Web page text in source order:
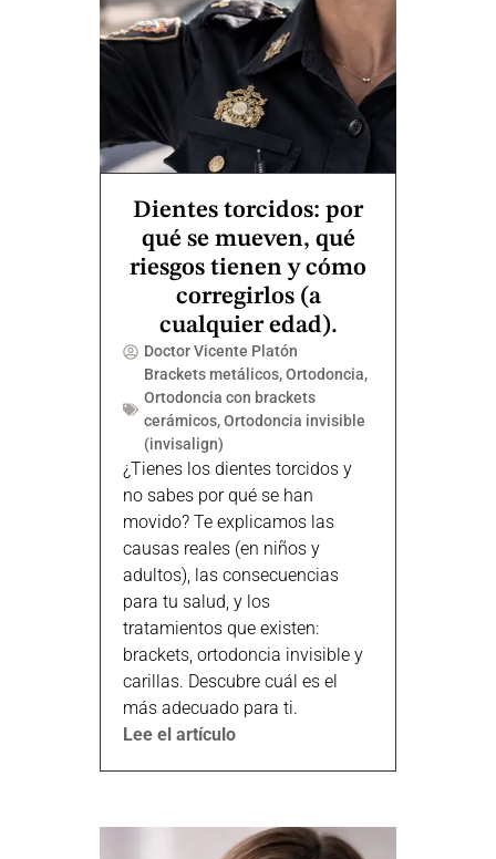
Dientes torcidos: por
qué se mueven, qué
riesgos tienen y cómo
corregirlos (a
cualquier edad).
Doctor Vicente Platón
Brackets metálicos,Ortodoncia,
Ortodoncia con brackets
cerámicos,Ortodoncia invisible
(invisalign)
¿Tienes los dientes torcidos y
no sabes por qué se han
movido? Te explicamos las
causas reales (en niños y
adultos), las consecuencias
para tu salud, y los
tratamientos que existen:
brackets, ortodoncia invisible y
carillas. Descubre cuál es el
más adecuado para ti.
Lee el artículo